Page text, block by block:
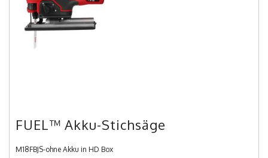
FUEL™ Akku-Stichsäge
M18FBJS-ohne Akku in HD Box